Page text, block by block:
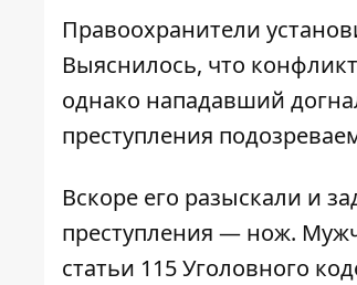
Правоохранители
Выяснилось, что
однако нападавший
преступления
Вскоре его разыскали и
преступления — нож.
статьи 115 Уголовного